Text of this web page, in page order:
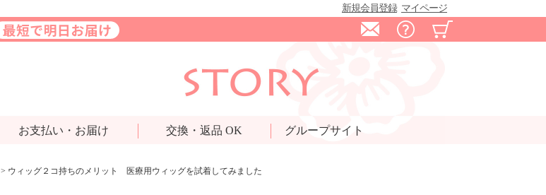
新規会員登録 マイページ
お支払い・お届け 交換・返品 OK グループサイト
> ウィッグ２コ持ちのメリット 医療用ウィッグを試着してみました